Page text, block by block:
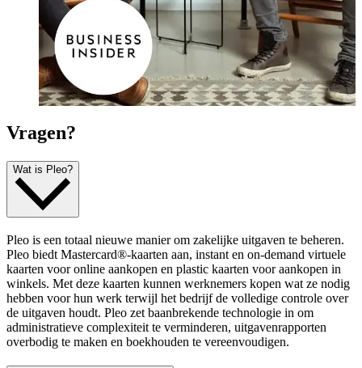
Vragen?
Wat is Pleo?
Pleo is een totaal nieuwe manier om zakelijke uitgaven te beheren.
Pleo biedt Mastercard®-kaarten aan, instant en on-demand virtuele
kaarten voor online aankopen en plastic kaarten voor aankopen in
winkels. Met deze kaarten kunnen werknemers kopen wat ze nodig
hebben voor hun werk terwijl het bedrijf de volledige controle over
de uitgaven houdt. Pleo zet baanbrekende technologie in om
administratieve complexiteit te verminderen, uitgavenrapporten
overbodig te maken en boekhouden te vereenvoudigen.